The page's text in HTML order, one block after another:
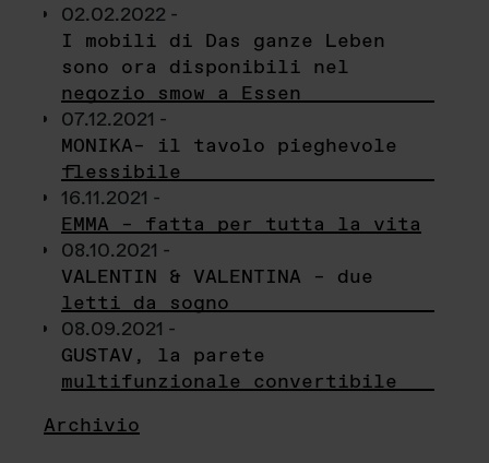
02.02.2022 -
I mobili di Das ganze Leben
sono ora disponibili nel
negozio smow a Essen
07.12.2021 -
MONIKA– il tavolo pieghevole
flessibile
16.11.2021 -
EMMA – fatta per tutta la vita
08.10.2021 -
VALENTIN & VALENTINA – due
letti da sogno
08.09.2021 -
GUSTAV, la parete
multifunzionale convertibile
Archivio